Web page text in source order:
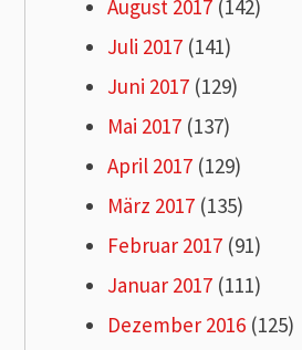
August 2017 (142)
Juli 2017 (141)
Juni 2017 (129)
Mai 2017 (137)
April 2017 (129)
März 2017 (135)
Februar 2017 (91)
Januar 2017 (111)
Dezember 2016 (125)